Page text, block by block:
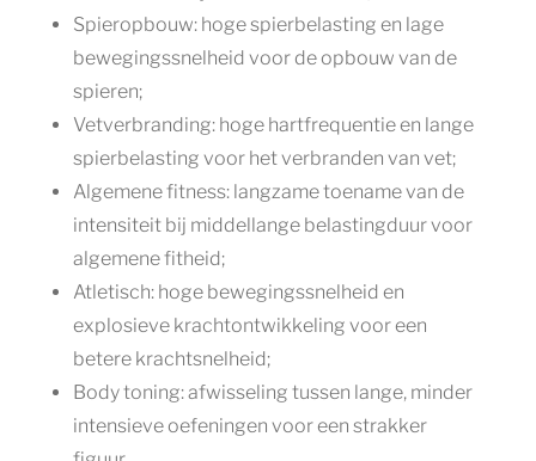
Spieropbouw: hoge spierbelasting en lage
bewegingssnelheid voor de opbouw van de
spieren;
Vetverbranding: hoge hartfrequentie en lange
spierbelasting voor het verbranden van vet;
Algemene fitness: langzame toename van de
intensiteit bij middellange belastingduur voor
algemene fitheid;
Atletisch: hoge bewegingssnelheid en
explosieve krachtontwikkeling voor een
betere krachtsnelheid;
Body toning: afwisseling tussen lange, minder
intensieve oefeningen voor een strakker